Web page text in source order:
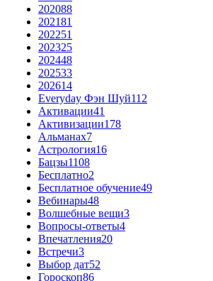
202088
202181
202251
202325
202448
202533
202614
Everyday Фэн Шуй112
Активации41
Активизации178
Альманах7
Астрология16
Бацзы1108
Бесплатно2
Бесплатное обучение49
Вебинары48
Волшебные вещи3
Вопросы-ответы4
Впечатления20
Встречи3
Выбор дат52
Гороскоп86